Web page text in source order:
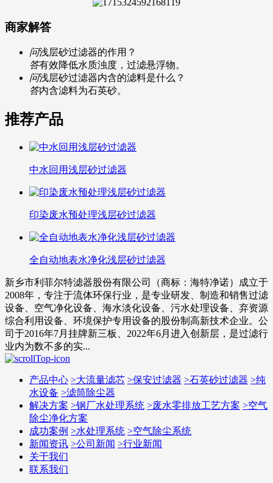
商家解答
问浅层砂过滤器的作用？
答有效降低水质浊度，过滤悬浮物。
问浅层砂过滤器内含的滤料是什么？
答内含滤料为石英砂。
推荐产品
中水回用浅层砂过滤器
印染废水预处理浅层砂过滤器
全自动地表水净化浅层砂过滤器
新乡市利菲尔特滤器股份有限公司（商标：海特净诺）成立于
2008年，专注于流体环保行业，是专业研发、制造和销售过滤
设备、空气净化设备、海水淡化设备、污水处理设备、弃资源
综合利用设备、环境保护专用设备的股份制高新技术企业。公
司于2016年7月挂牌新三板、2022年6月进入创新层，是过滤行
业内为数不多的实...
产品中心 >大流量滤芯 >保安过滤器 >石英砂过滤器 >纯
水设备 >滤筒除尘器
解决方案 >钢厂水处理系统 >废水零排放工艺方案 >空气
除尘净化方案
成功案例 >水处理系统 >空气除尘系统
新闻资讯 >公司新闻 >行业新闻
关于我们
联系我们